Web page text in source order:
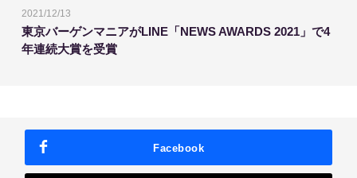
2021/12/13
東京バーゲンマニアがLINE「NEWS AWARDS 2021」で4
年連続大賞を受賞
Facebook